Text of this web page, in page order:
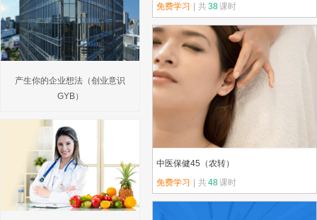
产生你的企业想法（创业意识
GYB）
免费学习
共38课时
上传教师：金色未来
中医保健45（农转）
免费学习
共48课时